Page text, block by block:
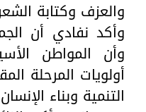
والعزف وكتابة
وأكد نفادي أن
وأن المواطن
أولويات المرحلة
التنمية وبناء